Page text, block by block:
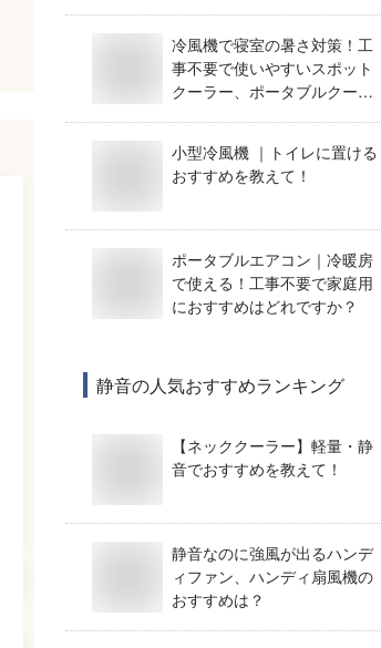
冷風機で寝室の暑さ対策！工
事不要で使いやすいスポット
クーラー、ポータブルクーラ
小型冷風機 ｜トイレに置ける
おすすめを教えて！
ポータブルエアコン｜冷暖房
で使える！工事不要で家庭用
におすすめはどれですか？
静音の人気おすすめランキング
【ネッククーラー】軽量・静
音でおすすめを教えて！
静音なのに強風が出るハンデ
ィファン、ハンディ扇風機の
おすすめは？